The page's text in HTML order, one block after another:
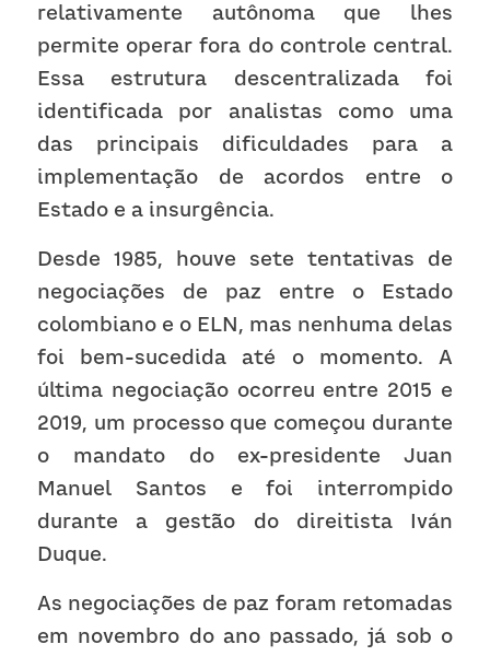
relativamente autônoma que lhes
permite operar fora do controle central.
Essa estrutura descentralizada foi
identificada por analistas como uma
das principais dificuldades para a
implementação de acordos entre o
Estado e a insurgência.
Desde 1985, houve sete tentativas de
negociações de paz entre o Estado
colombiano e o ELN, mas nenhuma delas
foi bem-sucedida até o momento. A
última negociação ocorreu entre 2015 e
2019, um processo que começou durante
o mandato do ex-presidente Juan
Manuel Santos e foi interrompido
durante a gestão do direitista Iván
Duque.
As negociações de paz foram retomadas
em novembro do ano passado, já sob o